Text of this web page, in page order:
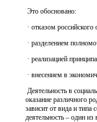
Это обосновано:
· отказом
· разделением
· реализацией
· внесением в
Деятельность в
оказание различного
зависит от вида и типа
деятельность – один